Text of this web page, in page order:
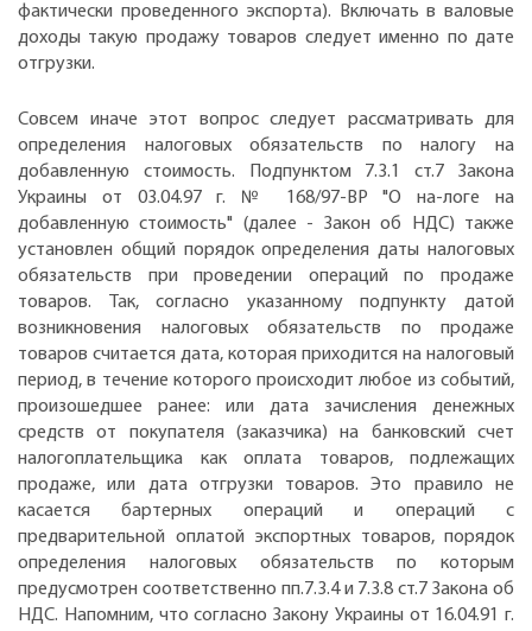
фактически проведенного экспорта). Включать в валовые
доходы такую продажу товаров следует именно по дате
отгрузки.
Совсем иначе этот вопрос следует рассматривать для
определения налоговых обязательств по налогу на
добавленную стоимость. Подпунктом 7.3.1 ст.7 Закона
Украины от 03.04.97 г. № 168/97-ВР "О на-логе на
добавленную стоимость" (далее - Закон об НДС) также
установлен общий порядок определения даты налоговых
обязательств при проведении операций по продаже
товаров. Так, согласно указанному подпункту датой
возникновения налоговых обязательств по продаже
товаров считается дата, которая приходится на налоговый
период, в течение которого происходит любое из событий,
произошедшее ранее: или дата зачисления денежных
средств от покупателя (заказчика) на банковский счет
налогоплательщика как оплата товаров, подлежащих
продаже, или дата отгрузки товаров. Это правило не
касается бартерных операций и операций с
предварительной оплатой экспортных товаров, порядок
определения налоговых обязательств по которым
предусмотрен соответственно пп.7.3.4 и 7.3.8 ст.7 Закона об
НДС. Напомним, что согласно Закону Украины от 16.04.91 г.